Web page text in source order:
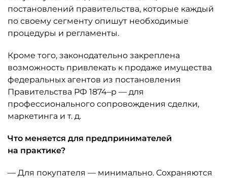
постановлений правительства, которые каждый
по своему сегменту опишут необходимые
процедуры и регламенты.
Кроме того, законодательно закреплена
возможность привлекать к продаже имущества
федеральных агентов из постановления
Правительства РФ 1874–р — для
профессионального сопровождения сделки,
маркетинга и т. д.
Что меняется для предпринимателей
на практике?
— Для покупателя — минимально. Сохраняются